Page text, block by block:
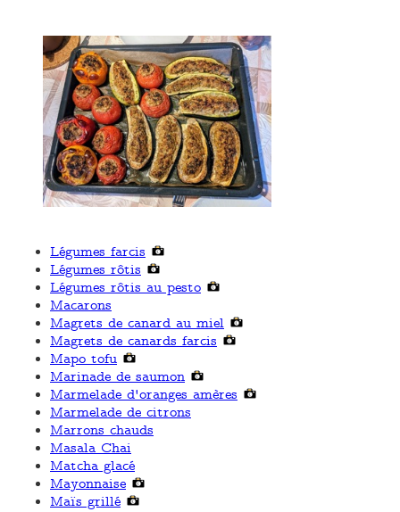
Légumes farcis
Légumes rôtis
Légumes rôtis au pesto
Macarons
Magrets de canard au miel
Magrets de canards farcis
Mapo tofu
Marinade de saumon
Marmelade d'oranges amères
Marmelade de citrons
Marrons chauds
Masala Chai
Matcha glacé
Mayonnaise
Maïs grillé